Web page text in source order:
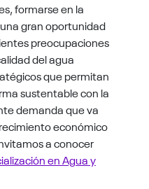
formarse en la
gran oportunidad
preocupaciones
del agua
que permitan
sustentable con la
demanda que va
económico
a conocer
en Agua y